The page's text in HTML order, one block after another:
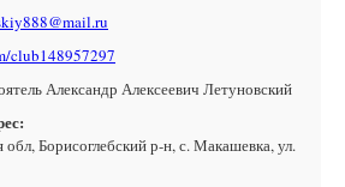
club148957297
Александр Алексеевич Летуновский
Борисоглебский р-н, с. Макашевка, ул.